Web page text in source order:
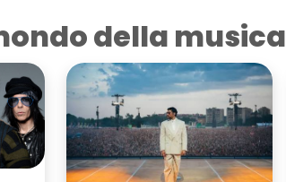
della musica